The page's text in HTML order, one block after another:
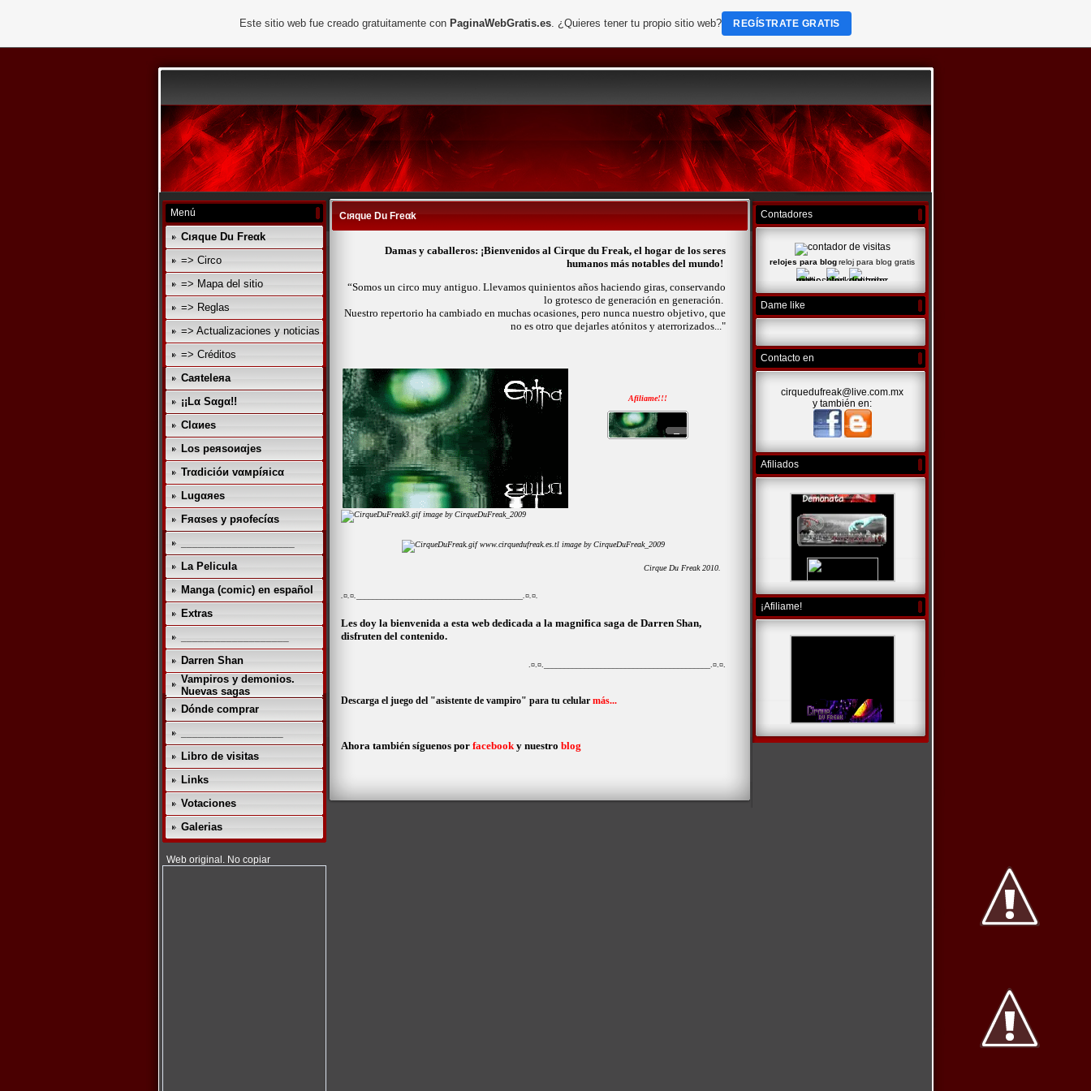
Menú
Cıяque Du Freαk
=> Circo
=> Mapa del sitio
=> Reglas
=> Actualizaciones y noticias
=> Créditos
Caяteleяa
¡¡Lα Sαgα!!
Clαиes
Los peяsoиαjes
Trαdicióи vαмpíяicα
Lugαяes
Fяαses y pяofecíαs
La Pelicula
Manga (comic) en español
Extras
Darren Shan
Vampiros y demonios.
Nuevas sagas
Dónde comprar
Libro de visitas
Links
Votaciones
Galerias
Web original. No copiar
Cıяque Du Freαk
Damas y caballeros: ¡Bienvenidos al Cirque du Freak, el hogar de los seres
humanos más notables del mundo!
“Somos un circo muy antiguo. Llevamos quinientos años haciendo giras, conservando
lo grotesco de generación en generación.
Nuestro repertorio ha cambiado en muchas ocasiones, pero nunca nuestro objetivo, que
no es otro que dejarles atónitos y aterrorizados..."
Afiliame!!!
Cirque Du Freak 2010.
.¤.¤._________________________________________.¤.¤.
Les doy la bienvenida a esta web dedicada a la magnifica saga de Darren Shan,
disfruten del contenido.
.¤.¤._________________________________________.¤.¤.
Descarga el juego del "asistente de vampiro" para tu celular más...
Ahora también síguenos por facebooky nuestro blog
Contadores
relojes para blogreloj para blog gratis
Dame like
Contacto en
cirquedufreak@live.com.mx
y también en:
Afiliados
¡Afiliame!
Este sitio web fue creado gratuitamente con PaginaWebGratis.es. ¿Quieres tener tu propio sitio web? REGÍSTRATE GRATIS